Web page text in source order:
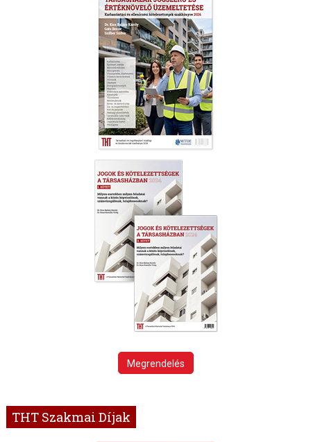
Megrendelés
THT Szakmai Díjak